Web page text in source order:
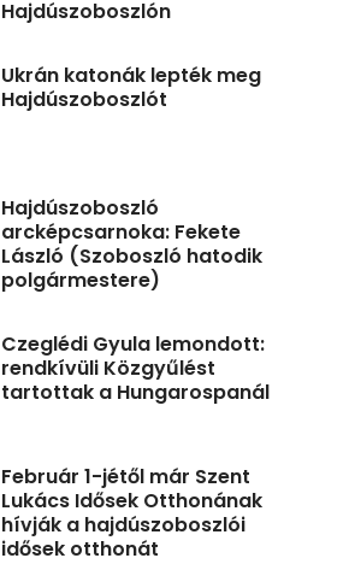
Hajdúszoboszlón
Ukrán katonák lepték meg
Hajdúszoboszlót
Hajdúszoboszló
arcképcsarnoka: Fekete
László (Szoboszló hatodik
polgármestere)
Czeglédi Gyula lemondott:
rendkívüli Közgyűlést
tartottak a Hungarospanál
Február 1-jétől már Szent
Lukács Idősek Otthonának
hívják a hajdúszoboszlói
idősek otthonát